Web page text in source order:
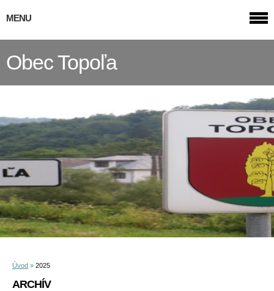
Obec Topoľa
Úvod » 2025
ARCHÍV
MENU